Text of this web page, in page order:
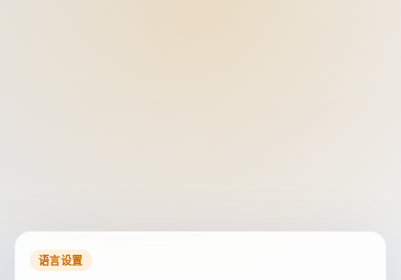
语言设置